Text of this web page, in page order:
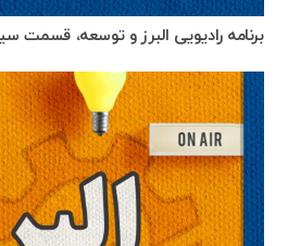
برنامه رادیویی البرز و توسعه، قسمت